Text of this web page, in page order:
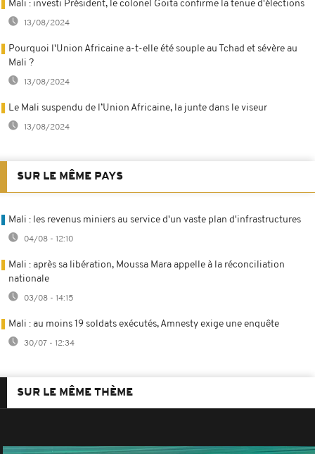
Mali : investi Président, le colonel Goïta confirme la tenue d'élections
13/08/2024
Pourquoi l'Union Africaine a-t-elle été souple au Tchad et sévère au
Mali ?
13/08/2024
Le Mali suspendu de l’Union Africaine, la junte dans le viseur
13/08/2024
SUR LE MÊME PAYS
Mali : les revenus miniers au service d'un vaste plan d'infrastructures
04/08 - 12:10
Mali : après sa libération, Moussa Mara appelle à la réconciliation
nationale
03/08 - 14:15
Mali : au moins 19 soldats exécutés, Amnesty exige une enquête
30/07 - 12:34
SUR LE MÊME THÈME